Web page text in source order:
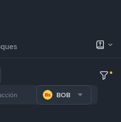
BOB